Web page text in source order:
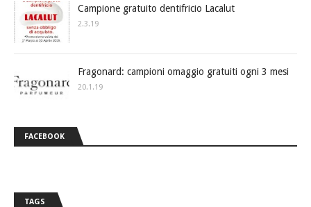
Campione gratuito dentifricio Lacalut
2.3.19
Fragonard: campioni omaggio gratuiti ogni 3 mesi
20.1.19
FACEBOOK
TAGS